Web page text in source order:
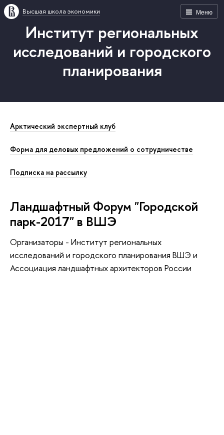
Меню
Высшая школа экономики
Институт региональных
исследований и городского
планирования
Арктический экспертный клуб
Форма для деловых предложений о сотрудничестве
Подписка на рассылку
Ландшафтный Форум "Городской
парк-2017" в ВШЭ
Организаторы - Институт региональных
исследований и городского планирования ВШЭ и
Ассоциация ландшафтных архитекторов России